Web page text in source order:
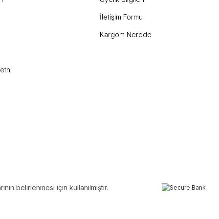
İletişim Formu
Kargom Nerede
belirlenmesi için kullanılmıştır.